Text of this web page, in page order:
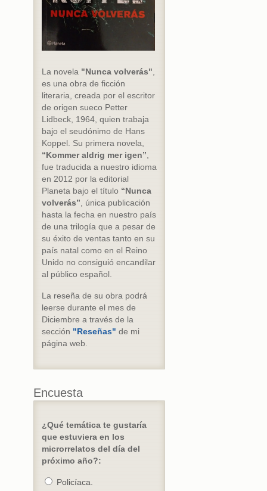
La novela "Nunca volverás"
es una obra de ficción
literaria, creada por el escritor
de origen sueco Petter
Lidbeck, 1964, quien trabaja
bajo el seudónimo de Hans
Koppel. Su primera novela,
“Kommer aldrig mer igen”
fue traducida a nuestro idioma
en 2012 por la editorial
Planeta bajo el título “Nunca
volverás” , única publicación
hasta la fecha en nuestro país
de una trilogía que a pesar de
su éxito de ventas tanto en su
país natal como en el Reino
Unido no consiguió encandilar
al público español.
La reseña de su obra podrá
leerse durante el mes de
Diciembre a través de la
sección "Reseñas" de mi
página web.
Encuesta
¿Qué temática te gustaría
que estuviera en los
microrrelatos del día del
próximo año?:
Policíaca.